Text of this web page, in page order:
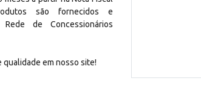
são fornecidos e
de Concessionários
qualidade em nosso site!